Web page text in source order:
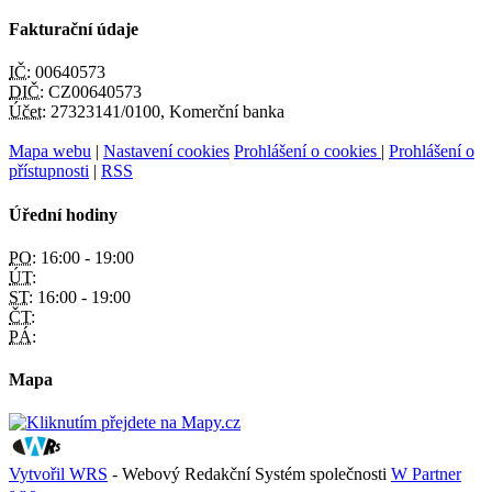
Fakturační údaje
IČ: 00640573
DIČ: CZ00640573
Účet: 27323141/0100, Komerční banka
Mapa webu | Nastavení cookies Prohlášení o cookies | Prohlášení o
přístupnosti | RSS
Úřední hodiny
PO: 16:00 - 19:00
ÚT:
ST: 16:00 - 19:00
ČT:
PÁ:
Mapa
Vytvořil WRS - Webový Redakční Systém společnosti W Partner